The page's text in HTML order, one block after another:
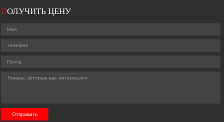
ПОЛУЧИТЬ ЦЕНУ
Отправить